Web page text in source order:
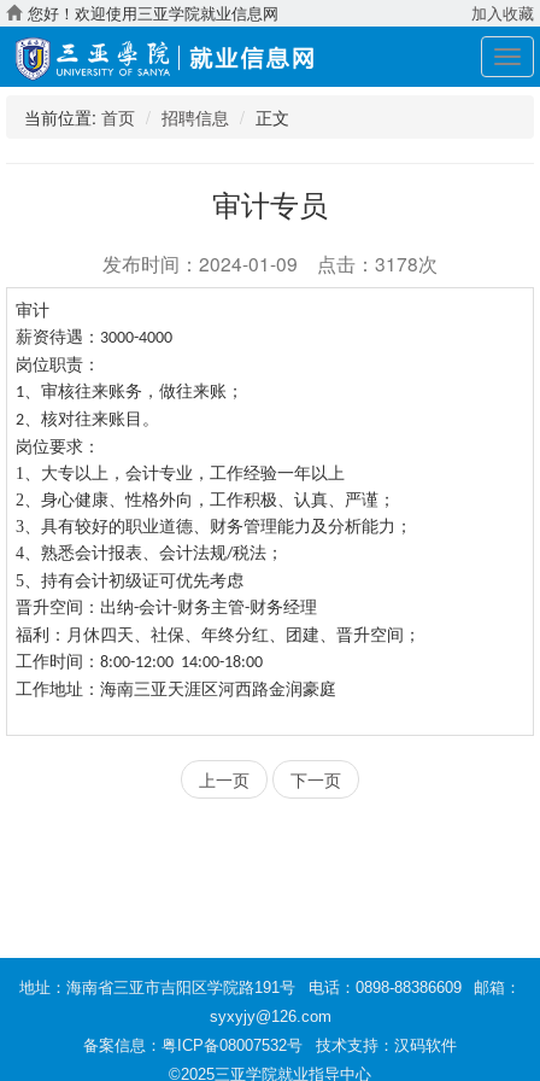
您好！欢迎使用三亚学院就业信息网 加入收藏
展
开
当前位置: 首页 招聘信息 正文
审计专员
发布时间：2024-01-09 点击：3178次
审计
薪资待遇： 3000-4000
岗位职责：
1、审核往来账务，做往来账 ；
2、核对往来账目 。
岗位要求：
1、 大专以上，会计专业，工作经验一年以上
2、 身心健康、性格外向，工作积极、认真、严谨；
3、 具有较好的职业道德、财务管理能力及分析能力；
4、 熟悉会计报表、会计法规/税法；
5、 持有会计初级证可优先考虑
晋升空间：出纳-会计-财务主管-财务经理
福利：月休四天、社保、年终分红、团建、晋升空间；
工作时间： 8:00-12:00 14:00-18:00
工作地址：海南三亚天涯区河西路金润豪庭
上一页 下一页
地址：海南省三亚市吉阳区学院路191号 电话：0898-88386609
邮箱：
syxyjy@126.com
备案信息：粤ICP备08007532号
技术支持：汉码软件
©2025三亚学院就业指导中心